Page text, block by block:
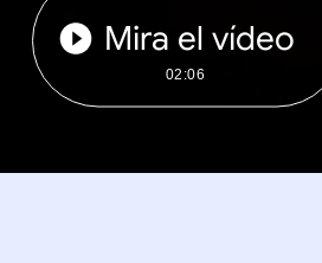
Mira el vídeo
02:06